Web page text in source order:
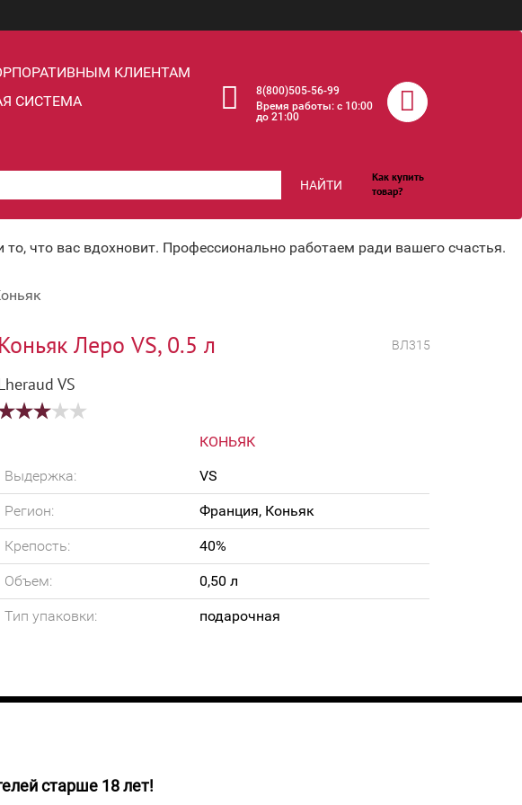
КЛИЕНТАМ
СИСТЕМА
8(800)505-56-99
Время работы: c 10:00
до 21:00
НАЙТИ
Как купить
товар?
что вас вдохновит. Профессионально работаем ради вашего счастья.
Коньяк Леро VS, 0.5 л ВЛ315
VS
КОНЬЯК
Выдержка:
VS
Регион: Франция, Коньяк
Крепость: 40%
Объем: 0,50 л
Тип упаковки: подарочная
производства коньяков Леро заключается в том,
старше 18 лет!